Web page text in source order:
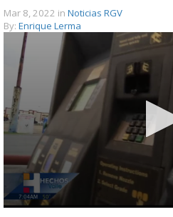
Mar 8, 2022 in Noticias RGV
By: Enrique Lerma